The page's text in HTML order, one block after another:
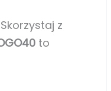
z
to